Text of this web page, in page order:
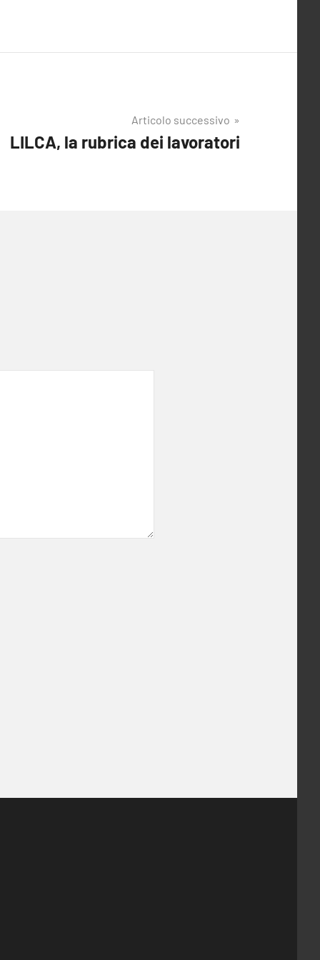
Articolo successivo
LILCA, la rubrica dei lavoratori